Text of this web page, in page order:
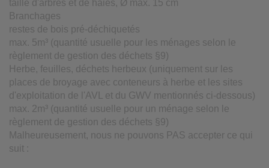
taille d'arbres et de haies, Ø max. 15 cm
Branchages
restes de bois pré-déchiquetés
max. 5m³ (quantité usuelle pour les ménages selon le
règlement de gestion des déchets §9)
Herbe, feuilles, déchets herbeux (uniquement sur les
places de broyage avec conteneurs à herbe et les sites
d'exploitation de l'AVL et du GWV mentionnés ci-dessous)
max. 2m³ (quantité usuelle pour un ménage selon le
règlement de gestion des déchets §9)
Malheureusement, nous ne pouvons PAS accepter ce qui
suit :